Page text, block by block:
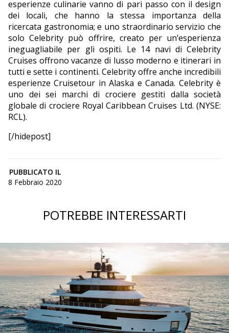
esperienze culinarie vanno di pari passo con il design
dei locali, che hanno la stessa importanza della
ricercata gastronomia; e uno straordinario servizio che
solo Celebrity può offrire, creato per un’esperienza
ineguagliabile per gli ospiti. Le 14 navi di Celebrity
Cruises offrono vacanze di lusso moderno e itinerari in
tutti e sette i continenti. Celebrity offre anche incredibili
esperienze Cruisetour in Alaska e Canada. Celebrity è
uno dei sei marchi di crociere gestiti dalla società
globale di crociere Royal Caribbean Cruises Ltd. (NYSE:
RCL).
[/hidepost]
PUBBLICATO IL
8 Febbraio 2020
POTREBBE INTERESSARTI